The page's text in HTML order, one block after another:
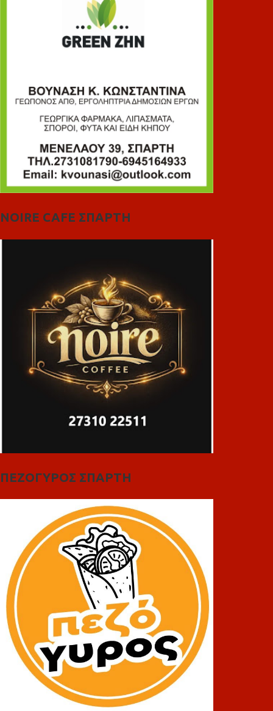
NOIRE CAFE ΣΠΑΡΤΗ
ΠΕΖΟΓΥΡΟΣ ΣΠΑΡΤΗ